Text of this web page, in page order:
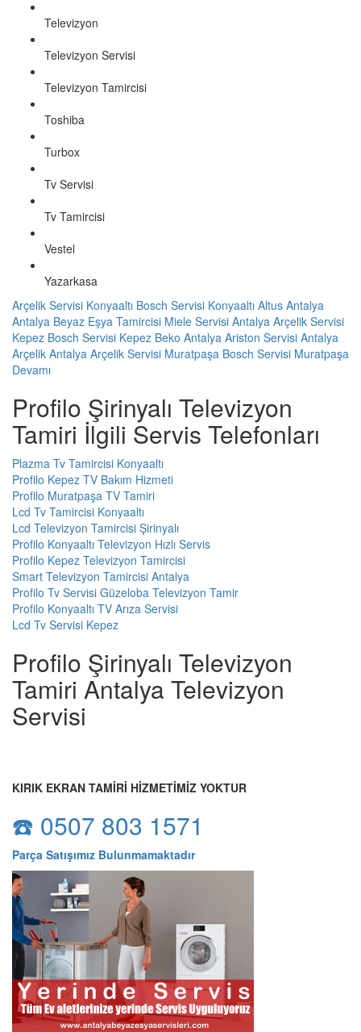
Televizyon
Televizyon Servisi
Televizyon Tamircisi
Toshiba
Turbox
Tv Servisi
Tv Tamircisi
Vestel
Yazarkasa
Arçelik Servisi Konyaaltı Bosch Servisi Konyaaltı Altus Antalya
Antalya Beyaz Eşya Tamircisi Miele Servisi Antalya Arçelik Servisi
Kepez Bosch Servisi Kepez Beko Antalya Ariston Servisi Antalya
Arçelik Antalya Arçelik Servisi Muratpaşa Bosch Servisi Muratpaşa
Devamı
Profilo Şirinyalı Televizyon
Tamiri İlgili Servis Telefonları
Plazma Tv Tamircisi Konyaaltı
Profilo Kepez TV Bakım Hizmeti
Profilo Muratpaşa TV Tamiri
Lcd Tv Tamircisi Konyaaltı
Lcd Televizyon Tamircisi Şirinyalı
Profilo Konyaaltı Televizyon Hızlı Servis
Profilo Kepez Televizyon Tamircisi
Smart Televizyon Tamircisi Antalya
Profilo Tv Servisi Güzeloba Televizyon Tamir
Profilo Konyaaltı TV Arıza Servisi
Lcd Tv Servisi Kepez
Profilo Şirinyalı Televizyon
Tamiri Antalya Televizyon
Servisi
KIRIK EKRAN TAMİRİ HİZMETİMİZ YOKTUR
☎️ 0507 803 1571
Parça Satışımız Bulunmamaktadır